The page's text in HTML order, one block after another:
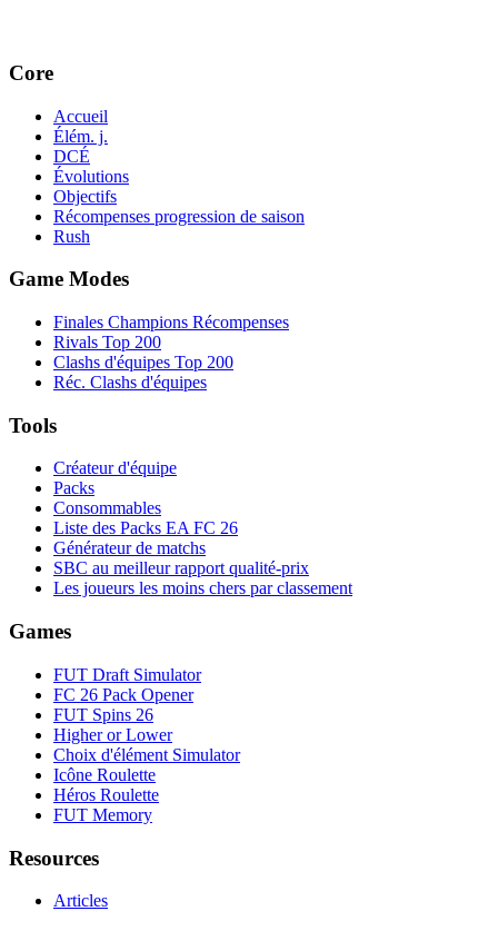
Core
Accueil
Élém. j.
DCÉ
Évolutions
Objectifs
Récompenses progression de saison
Rush
Game Modes
Finales Champions Récompenses
Rivals Top 200
Clashs d'équipes Top 200
Réc. Clashs d'équipes
Tools
Créateur d'équipe
Packs
Consommables
Liste des Packs EA FC 26
Générateur de matchs
SBC au meilleur rapport qualité-prix
Les joueurs les moins chers par classement
Games
FUT Draft Simulator
FC 26 Pack Opener
FUT Spins 26
Higher or Lower
Choix d'élément Simulator
Icône Roulette
Héros Roulette
FUT Memory
Resources
Articles